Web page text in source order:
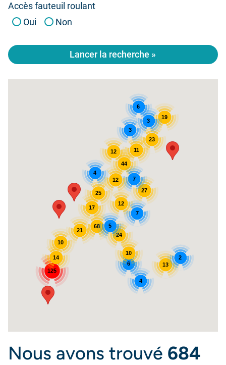
Accès fauteuil roulant
Oui
Non
Lancer la recherche »
125
23
44
27
25
14
68
13
12
10
7
12
24
11
6
19
21
17
7
6
12
4
4
10
3
3
5
2
Nous avons trouvé 684